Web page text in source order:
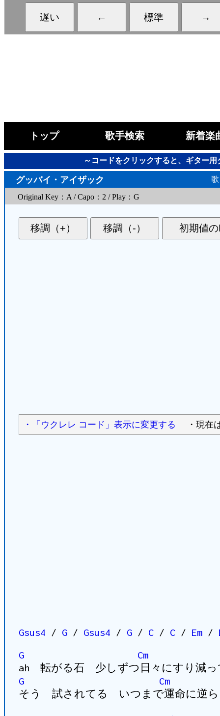
トップ 歌手検索 新着楽
～コードをクリックすると、ギター
グッバイ・アイザック
Original Key：A / Capo：2 / Play：G
・「ウクレレ コード」表示に変更する ・現在
Gsus4 / G/ Gsus4 / G/ C/ C/ Em/
G
Cm
ah 転がる石 少しずつ日々にすり減っ
G
Cm
そう 試されてる いつまで運命に逆ら